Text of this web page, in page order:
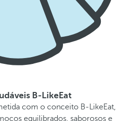
B-LikeEat
com o conceito B-LikeEat,
equilibrados, saborosos e